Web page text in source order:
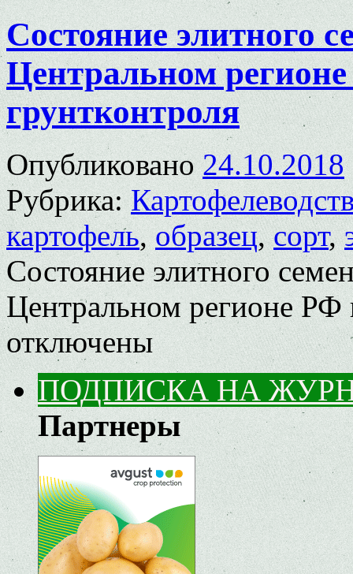
Состояние элитного
Центральном
грунтконтроля
Опубликовано 24.10.2018
Рубрика:
картофель,образец,сорт,
Состояние элитного
Центральном регионе РФ
отключены
ПОДПИСКА НА
Партнеры